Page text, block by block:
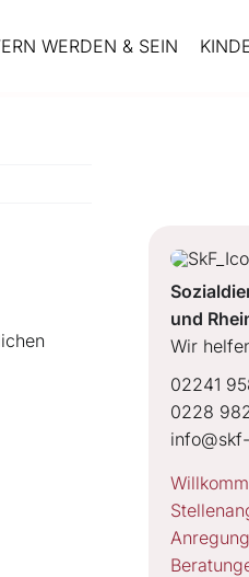
WERDEN & SEIN
und
Wir
02241
0228